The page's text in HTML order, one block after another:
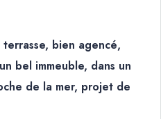
bien agencé,
bel immeuble, dans un
de la mer, projet de